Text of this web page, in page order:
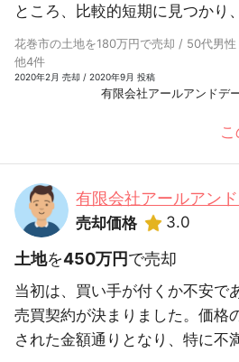
ところ、比較的短期に見つかり
花巻市の土地を180万円で売却 / 50代男
他4件
2020年2月 売却 / 2020年9月 投稿
有限会社アールアンドデ
有限会社アールアン
売却価格 3.0
土地を450万円で売却
当初は、買い手が付くか不安で
売買契約が決まりました。価格
された金額通りとなり、特に不